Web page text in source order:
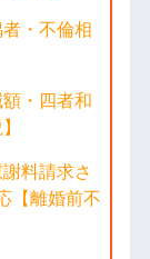
・不倫相
・四者和
料請求さ
【離婚前不